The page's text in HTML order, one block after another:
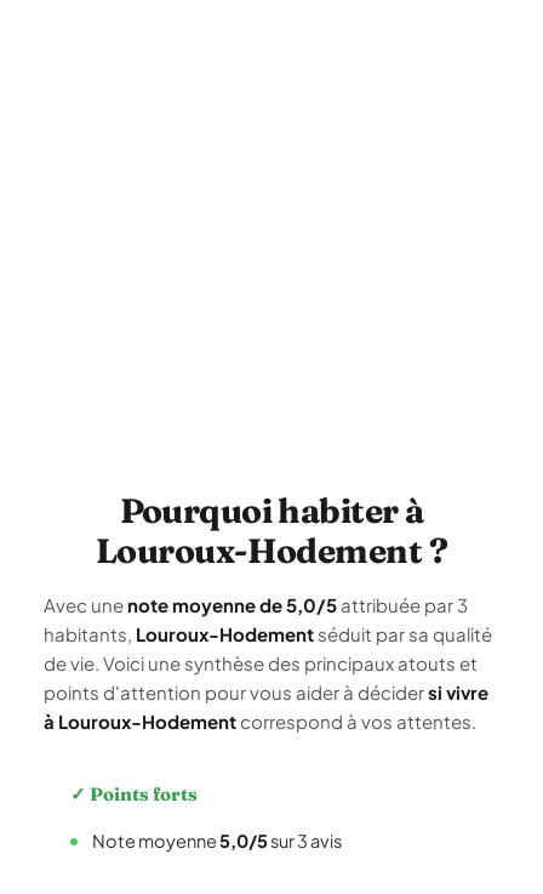
Pourquoi habiter à
Louroux-Hodement ?
Avec une note moyenne de 5,0/5 attribuée par 3
habitants, Louroux-Hodement séduit par sa qualité
de vie. Voici une synthèse des principaux atouts et
points d'attention pour vous aider à décidersi vivre
à Louroux-Hodement correspond à vos attentes.
✓ Points forts
Note moyenne5,0/5sur 3 avis